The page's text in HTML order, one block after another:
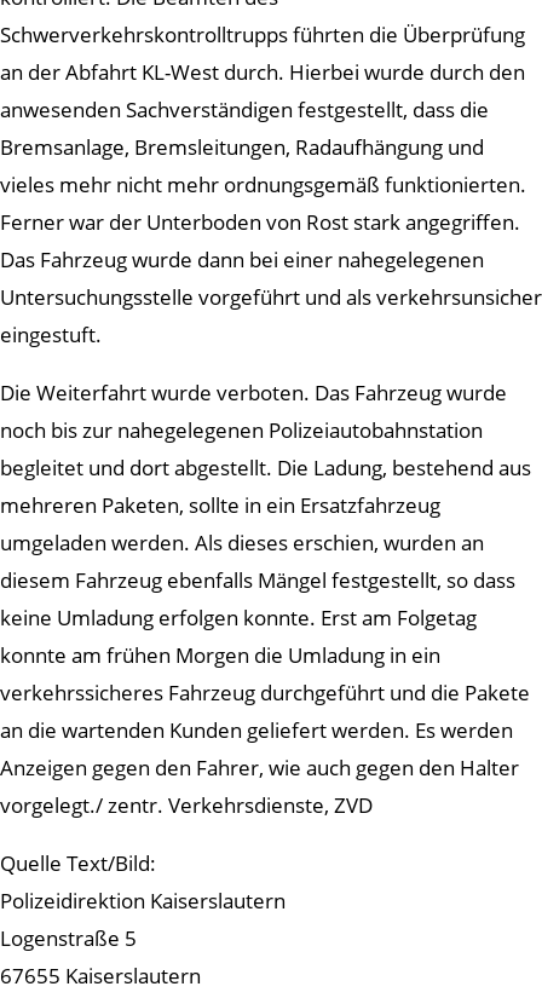
Schwerverkehrskontrolltrupps führten die Überprüfung
an der Abfahrt KL-West durch. Hierbei wurde durch den
anwesenden Sachverständigen festgestellt, dass die
Bremsanlage, Bremsleitungen, Radaufhängung und
vieles mehr nicht mehr ordnungsgemäß funktionierten.
Ferner war der Unterboden von Rost stark angegriffen.
Das Fahrzeug wurde dann bei einer nahegelegenen
Untersuchungsstelle vorgeführt und als verkehrsunsicher
eingestuft.
Die Weiterfahrt wurde verboten. Das Fahrzeug wurde
noch bis zur nahegelegenen Polizeiautobahnstation
begleitet und dort abgestellt. Die Ladung, bestehend aus
mehreren Paketen, sollte in ein Ersatzfahrzeug
umgeladen werden. Als dieses erschien, wurden an
diesem Fahrzeug ebenfalls Mängel festgestellt, so dass
keine Umladung erfolgen konnte. Erst am Folgetag
konnte am frühen Morgen die Umladung in ein
verkehrssicheres Fahrzeug durchgeführt und die Pakete
an die wartenden Kunden geliefert werden. Es werden
Anzeigen gegen den Fahrer, wie auch gegen den Halter
vorgelegt./ zentr. Verkehrsdienste, ZVD
Quelle Text/Bild:
Polizeidirektion Kaiserslautern
Logenstraße 5
67655 Kaiserslautern